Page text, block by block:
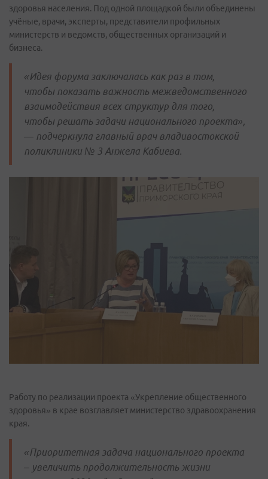
здоровья населения. Под одной площадкой были объединены
учёные, врачи, эксперты, представители профильных
министерств и ведомств, общественных организаций и
бизнеса.
«Идея форума заключалась как раз в том,
чтобы показать важность межведомственного
взаимодействия всех структур для того,
чтобы решать задачи национального проекта»,
— подчеркнула главный врач владивостокской
поликлиники № 3 Анжела Кабиева.
Работу по реализации проекта «Укрепление общественного
здоровья» в крае возглавляет министерство здравоохранения
края.
«Приоритетная задача национального проекта
– увеличить продолжительность жизни